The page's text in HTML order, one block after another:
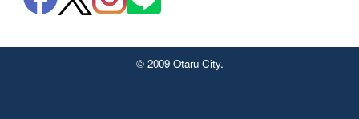
© 2009 Otaru City.